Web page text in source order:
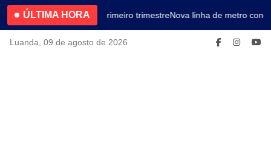
ÚLTIMA HORA4.2% no primeiro trimestreNova linha de metro
Luanda, 09 de agosto de 2026